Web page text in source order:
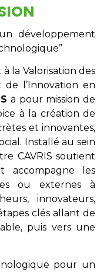
développement
la Valorisation des
l’Innovation en
a pour mission de
à la création de
et innovantes,
Installé au sein
CAVRIS soutient
accompagne les
ou externes à
innovateurs,
clés allant de
puis vers une
pour un